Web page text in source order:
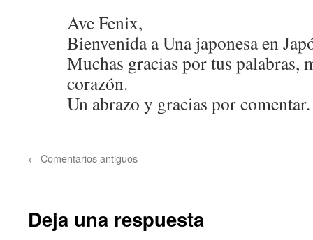
Ave Fenix,
Bienvenida a Una japonesa en
Muchas gracias por tus palabras,
corazón.
Un abrazo y gracias por comentar.
← Comentarios antiguos
Deja una respuesta